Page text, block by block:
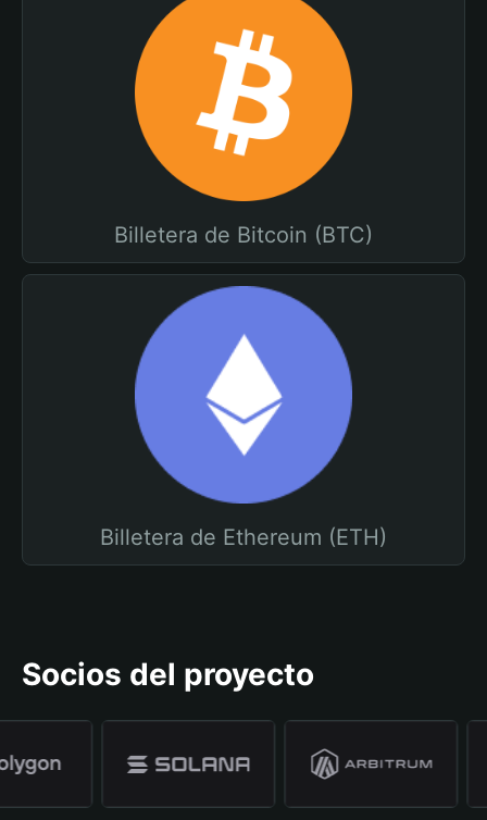
Billetera de Bitcoin (BTC)
Billetera de Ethereum (ETH)
Socios del proyecto